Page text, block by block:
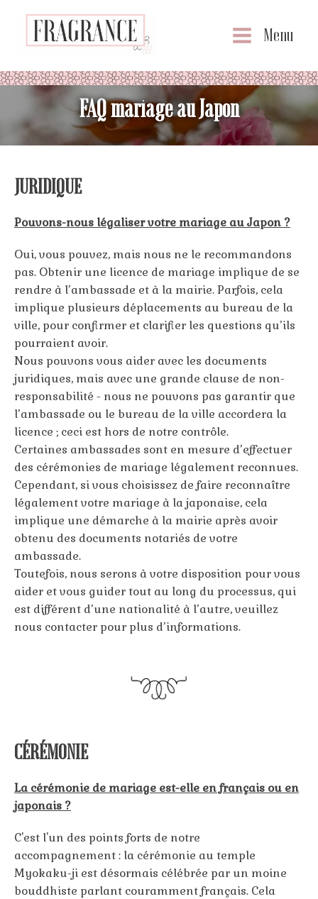
Menu
FAQ mariage au Japon
JURIDIQUE
Pouvons-nous légaliser votre mariage au Japon ?
Oui, vous pouvez, mais nous ne le recommandons
pas. Obtenir une licence de mariage implique de se
rendre à l’ambassade et à la mairie. Parfois, cela
implique plusieurs déplacements au bureau de la
ville, pour confirmer et clarifier les questions qu’ils
pourraient avoir.
Nous pouvons vous aider avec les documents
juridiques, mais avec une grande clause de non-
responsabilité - nous ne pouvons pas garantir que
l’ambassade ou le bureau de la ville accordera la
licence ; ceci est hors de notre contrôle.
Certaines ambassades sont en mesure d’effectuer
des cérémonies de mariage légalement reconnues.
Cependant, si vous choisissez de faire reconnaître
légalement votre mariage à la japonaise, cela
implique une démarche à la mairie après avoir
obtenu des documents notariés de votre
ambassade.
Toutefois, nous serons à votre disposition pour vous
aider et vous guider tout au long du processus, qui
est différent d’une nationalité à l’autre, veuillez
nous contacter pour plus d’informations.
CÉRÉMONIE
La cérémonie de mariage est-elle en français ou en
japonais ?
C'est l'un des points forts de notre
accompagnement : la cérémonie au temple
Myokaku-ji est désormais célébrée par un moine
bouddhiste parlant couramment français. Cela